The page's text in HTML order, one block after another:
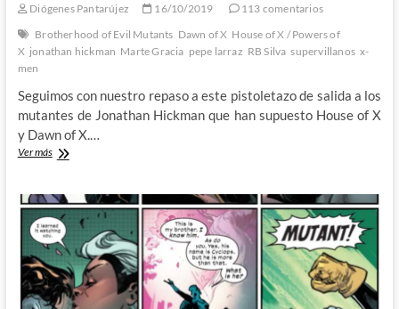
Diógenes Pantarújez 16/10/2019
113 comentarios
Brotherhood of Evil Mutants Dawn of X House of X / Powers of
X jonathan hickman Marte Gracia pepe larraz RB Silva supervillanos x-
men
Seguimos con nuestro repaso a este pistoletazo de salida a los
mutantes de Jonathan Hickman que han supuesto House of X
y Dawn of X.…
Ver másX-
vuelta
en
Australia:
House
of
X
/